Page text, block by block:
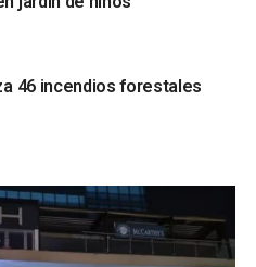
46 incendios forestales